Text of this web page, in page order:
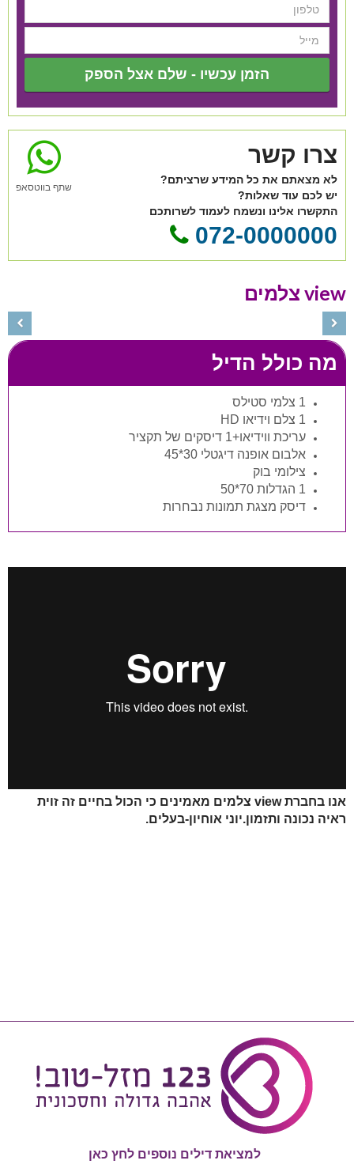
הזמן עכשיו - שלם אצל הספק
שתף בווטסאפ
צרו קשר
לא מצאתם את כל המידע שרציתם?
יש לכם עוד שאלות?
התקשרו אלינו ונשמח לעמוד לשרותכם
072-0000000
view צלמים
מה כולל הדיל
1 צלמי סטילס
1 צלם וידיאו
HD
עריכת ווידיאו+1 דיסקים של תקציר
אלבום אופנה דיגטלי 30*45
צילומי בוק
1 הגדלות 70*50
דיסק מצגת תמונות נבחרות
אנו בחברתview צלמים
מאמינים כי הכול בחיים זה זוית
ראיה נכונה ותזמון.יוני אוחיון-בעלים.
למציאת דילים נוספים לחץ כאן